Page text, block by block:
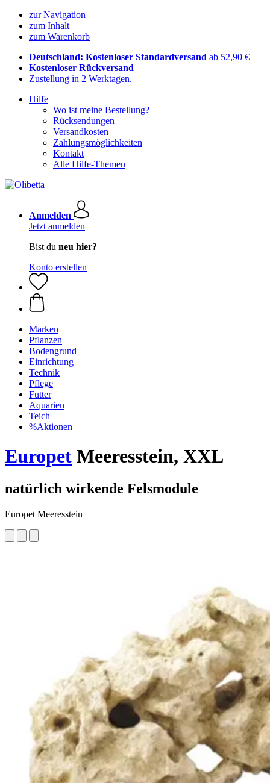
zur Navigation
zum Inhalt
zum Warenkorb
Deutschland: Kostenloser Standardversand ab 52,90 €
Kostenloser Rückversand
Zustellung in 2 Werktagen.
Hilfe
Wo ist meine Bestellung?
Rücksendungen
Versandkosten
Zahlungsmöglichkeiten
Kontakt
Alle Hilfe-Themen
Anmelden
Jetzt anmelden
Bist du neu hier?
Konto erstellen
Marken
Pflanzen
Bodengrund
Einrichtung
Technik
Pflege
Futter
Aquarien
Teich
%Aktionen
Europet Meeresstein, XXL
natürlich wirkende Felsmodule
Europet Meeresstein